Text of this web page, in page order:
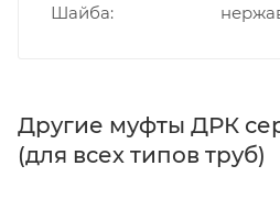
Шайба
Другие муфты ДРК
(для всех типов труб)